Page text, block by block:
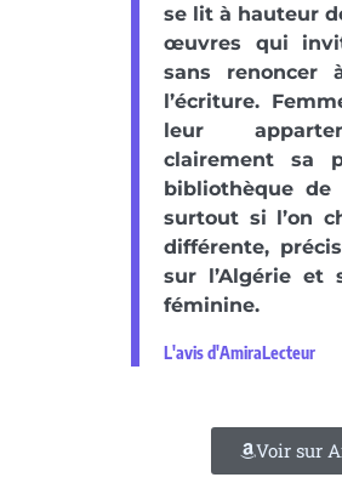
se lit à hauteur
œuvres qui
sans renoncer
l’écriture.
leur
clairement sa
bibliothèque de
surtout si l’on
différente,
sur l’Algérie et
féminine.
L'avis d'AmiraLecteur
Voir sur